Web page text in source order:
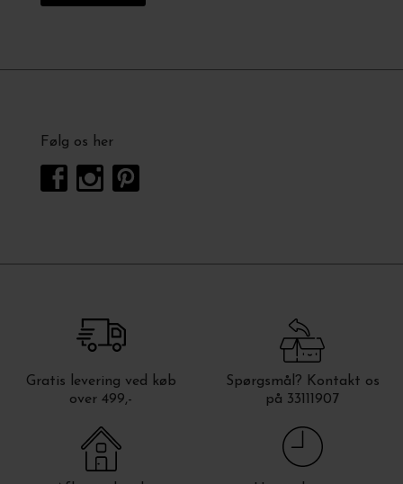
Følg os her
Gratis levering ved køb
over 499,-
Spørgsmål? Kontakt os
på 33111907